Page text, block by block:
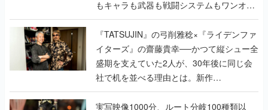
もキャラも武器も戦闘システムもワンオフ
で作り込まれた理由を両ディレクターに聞
く
『TATSUJIN』の弓削雅稔×『ライデンファ
イターズ』の齋藤貴幸──かつて縦シュー全
盛期を支えていた2人が、30年後に同じ会
社で机を並べる理由とは。新作
『TATSUJIN EXTREME』で初タッグを組
んだレジェンド2人に訊く開発秘話
実写映像1000分、ルート分岐100種類以